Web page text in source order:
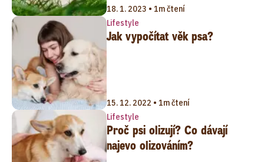
18. 1. 2023 • 1m čtení
Lifestyle
Jak vypočítat věk psa?
15. 12. 2022 • 1m čtení
Lifestyle
Proč psi olizují? Co dávají
najevo olizováním?